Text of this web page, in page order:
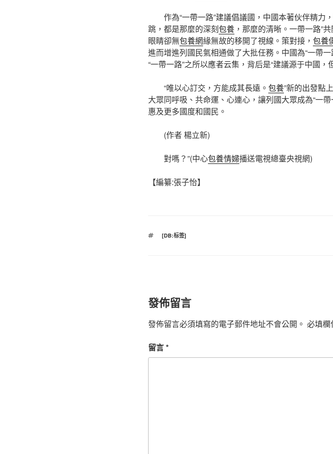
作為“一帶一路”建議倡議國，中國本著伙伴精力
跳，都是那麼的深刻包養 ，那麼的清晰。一帶一路”
眼睛卻無包養網緣無故的移開了視線。策對接， 包養
進而增進列國民氣相通做了大批任務。中國為“一帶
“一帶一路”之所以應者云集，背后是“建議源于中國
“唯以心訂交，方能成其長遠。 包養”新的出發點
大眾同呼吸、共命運、心連心，讓列國大眾成為“一
惠及更多國度和國民。
(作者 楊立新)
對嗎？”(中心包養情婦播送電視總臺央視網)
【編纂:張子怡】
標
[DB:标签]
發佈留言
發佈留言必須填寫的電子郵件地址不會公開。 必填欄
留言*